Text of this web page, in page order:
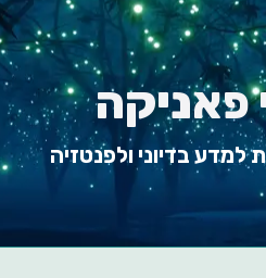
פאניקה
למדע בדיוני ולפנטזיה